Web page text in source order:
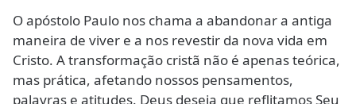
O apóstolo Paulo nos chama a abandonar a antiga
maneira de viver e a nos revestir da nova vida em
Cristo. A transformação cristã não é apenas teórica,
mas prática, afetando nossos pensamentos,
palavras e atitudes. Deus deseja que reflitamos Seu